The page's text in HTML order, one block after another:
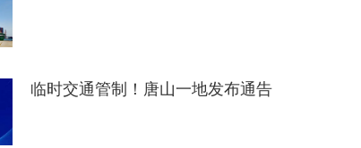
临时交通管制！唐山一地发布通告